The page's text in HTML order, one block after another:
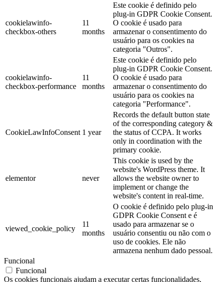
cookielawinfo-
checkbox-others
11
months
Este cookie é definido pelo
plug-in GDPR Cookie Consent.
O cookie é usado para
armazenar o consentimento do
usuário para os cookies na
categoria "Outros".
cookielawinfo-
checkbox-performance
11
months
Este cookie é definido pelo
plug-in GDPR Cookie Consent.
O cookie é usado para
armazenar o consentimento do
usuário para os cookies na
categoria "Performance".
CookieLawInfoConsent 1 year
Records the default button state
of the corresponding category &
the status of CCPA. It works
only in coordination with the
primary cookie.
elementor never
This cookie is used by the
website's WordPress theme. It
allows the website owner to
implement or change the
website's content in real-time.
viewed_cookie_policy
11
months
O cookie é definido pelo plug-in
GDPR Cookie Consent e é
usado para armazenar se o
usuário consentiu ou não com o
uso de cookies. Ele não
armazena nenhum dado pessoal.
Funcional
Funcional
Os cookies funcionais ajudam a executar certas funcionalidades,